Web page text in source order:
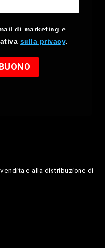
di marketing e
sulla privacy.
e alla distribuzione di